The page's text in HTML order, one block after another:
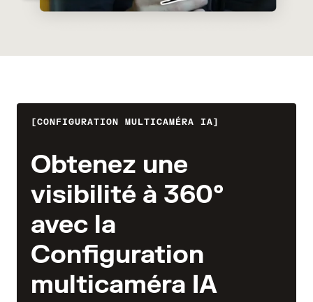
CONFIGURATION MULTICAMÉRA IA
Obtenez une
visibilité à 360°
avec la
Configuration
multicaméra IA